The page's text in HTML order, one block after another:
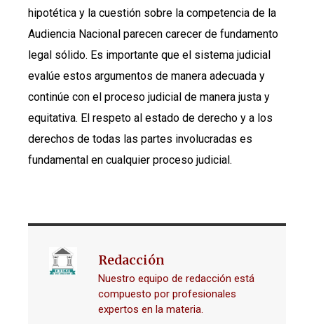
hipotética y la cuestión sobre la competencia de la
Audiencia Nacional parecen carecer de fundamento
legal sólido. Es importante que el sistema judicial
evalúe estos argumentos de manera adecuada y
continúe con el proceso judicial de manera justa y
equitativa. El respeto al estado de derecho y a los
derechos de todas las partes involucradas es
fundamental en cualquier proceso judicial.
Redacción
Nuestro equipo de redacción está
compuesto por profesionales
expertos en la materia.